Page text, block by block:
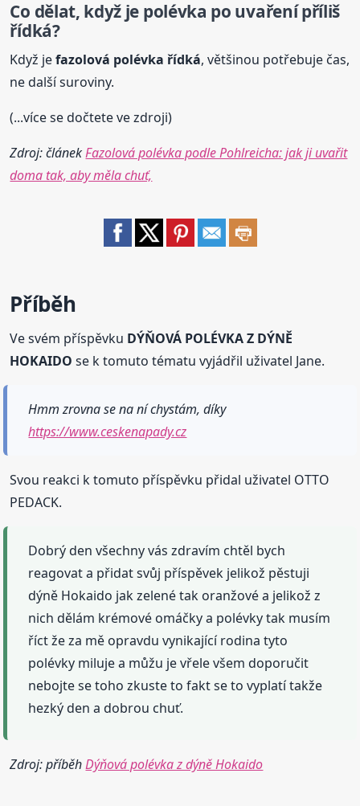
Co dělat, když je polévka po uvaření příliš
řídká?
Když jefazolová polévka řídká, většinou potřebuje čas,
ne další suroviny.
(...více se dočtete ve zdroji)
Zdroj: článekFazolová polévka podle Pohlreicha: jak ji uvařit
doma tak, aby měla chuť,
Příběh
Ve svém příspěvku DÝŇOVÁ POLÉVKA Z DÝNĚ
HOKAIDO se k tomuto tématu vyjádřil uživatel Jane.
Hmm zrovna se na ní chystám, díky
https://www.ceskenapady.cz
Svou reakci k tomuto příspěvku přidal uživatel OTTO
PEDACK.
Dobrý den všechny vás zdravím chtěl bych
reagovat a přidat svůj příspěvek jelikož pěstuji
dýně Hokaido jak zelené tak oranžové a jelikož z
nich dělám krémové omáčky a polévky tak musím
říct že za mě opravdu vynikající rodina tyto
polévky miluje a můžu je vřele všem doporučit
nebojte se toho zkuste to fakt se to vyplatí takže
hezký den a dobrou chuť.
Zdroj: příběhDýňová polévka z dýně Hokaido